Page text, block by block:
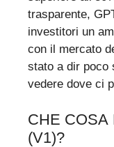
trasparente,
investitori un
con il mercato
stato a dir poco
vedere dove ci
CHE COSA
(V1)?